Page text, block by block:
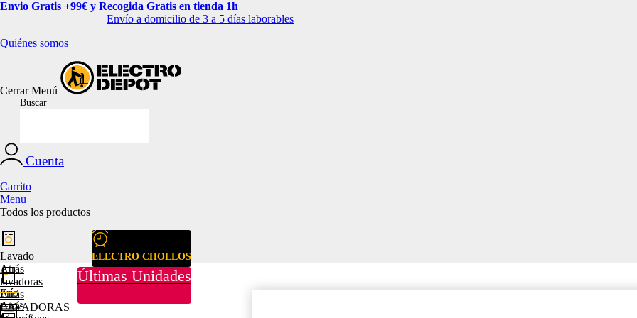
Envio Gratis +99€ y Recogida Gratis en tienda 1h
Envío a domicilio de 3 a 5 días laborables
Quiénes somos
CerrarMenú
Buscar
Cuenta
Carrito
Menu
Todos los productos
ELECTRO CHOLLOS
Últimas Unidades
Lavado
Atrás
lavadoras
Atrás
LAVADORAS
Frío
Atrás